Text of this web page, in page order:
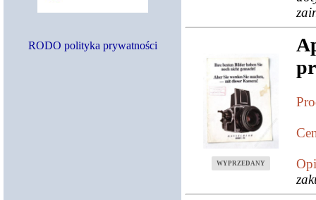
RODO polityka prywatności
WYPRZEDANY